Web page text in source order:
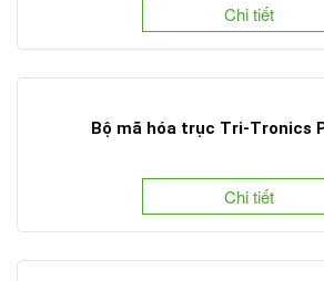
Chi tiết
Bộ mã hóa trục Tri-Tronics
Chi tiết